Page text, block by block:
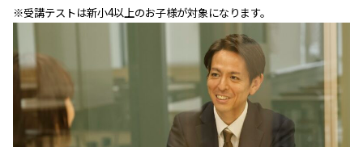
※受講テストは新小4以上のお子様が対象になります。